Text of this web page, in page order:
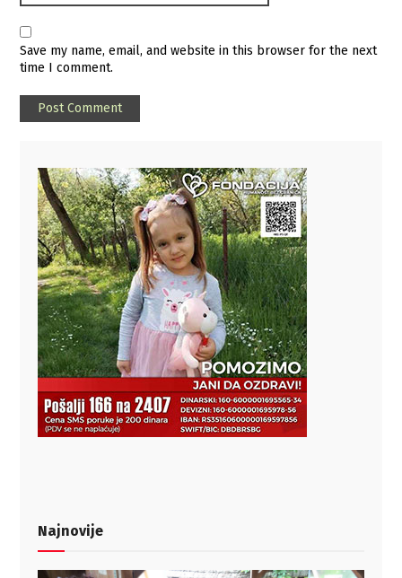
Save my name, email, and website in this browser for the next
time I comment.
Najnovije